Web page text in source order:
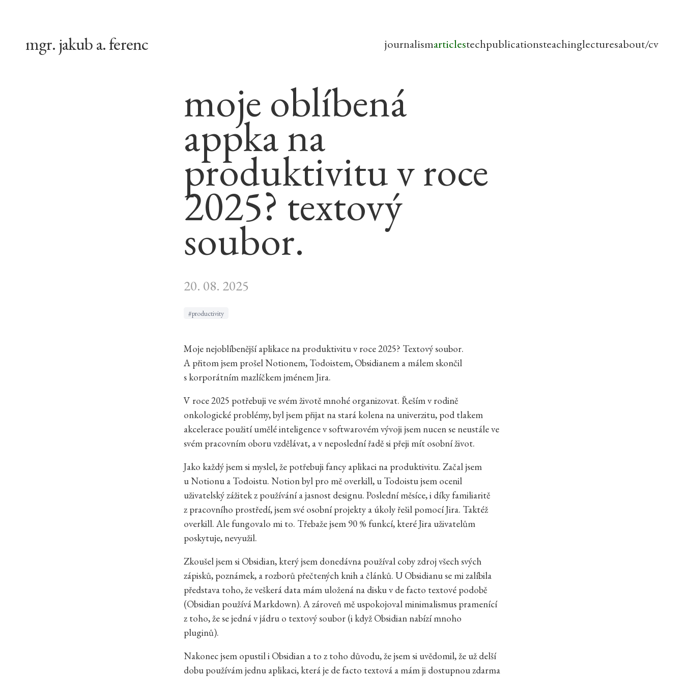
mgr. jakub a. ferenc journalismarticlestechpublicationsteachinglecturesabout/cv
moje oblíbená
appka na
produktivitu v roce
2025? textový
soubor.
20. 08. 2025
#productivity
Moje nejoblíbenější aplikace na produktivitu v roce 2025? Textový soubor.
A přitom jsem prošel Notionem, Todoistem, Obsidianem a málem skončil
s korporátním mazlíčkem jménem Jira.
V roce 2025 potřebuji ve svém životě mnohé organizovat. Řeším v rodině
onkologické problémy, byl jsem přijat na stará kolena na univerzitu, pod tlakem
akcelerace použití umělé inteligence v softwarovém vývoji jsem nucen se neustále ve
svém pracovním oboru vzdělávat, a v neposlední řadě si přeji mít osobní život.
Jako každý jsem si myslel, že potřebuji fancy aplikaci na produktivitu. Začal jsem
u Notionu a Todoistu. Notion byl pro mě overkill, u Todoistu jsem ocenil
uživatelský zážitek z používání a jasnost designu. Poslední měsíce, i díky familiaritě
z pracovního prostředí, jsem své osobní projekty a úkoly řešil pomocí Jira. Taktéž
overkill. Ale fungovalo mi to. Třebaže jsem 90 % funkcí, které Jira uživatelům
poskytuje, nevyužil.
Zkoušel jsem si Obsidian, který jsem donedávna používal coby zdroj všech svých
zápisků, poznámek, a rozborů přečtených knih a článků. U Obsidianu se mi zalíbila
představa toho, že veškerá data mám uložená na disku v de facto textové podobě
(Obsidian používá Markdown). A zároveň mě uspokojoval minimalismus pramenící
z toho, že se jedná v jádru o textový soubor (i když Obsidian nabízí mnoho
pluginů).
Nakonec jsem opustil i Obsidian a to z toho důvodu, že jsem si uvědomil, že už delší
dobu používám jednu aplikaci, která je de facto textová a mám ji dostupnou zdarma